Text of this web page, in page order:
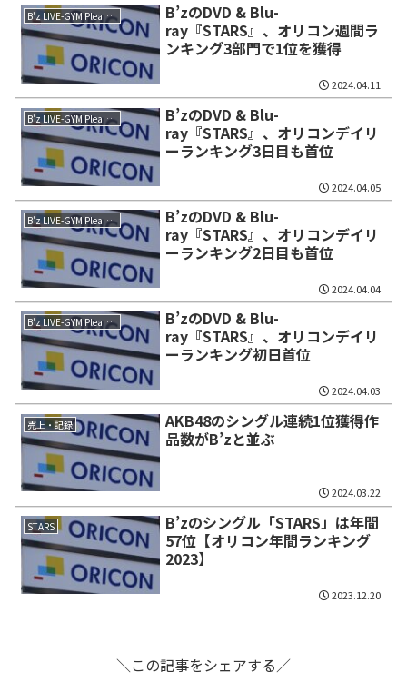
B'z LIVE-GYM Pleasure 2023 -STARS-
B’zのDVD & Blu-
ray『STARS』、オリコン週間ラ
ンキング3部門で1位を獲得
2024.04.11
B'z LIVE-GYM Pleasure 2023 -STARS-
B’zのDVD & Blu-
ray『STARS』、オリコンデイリ
ーランキング3日目も首位
2024.04.05
B'z LIVE-GYM Pleasure 2023 -STARS-
B’zのDVD & Blu-
ray『STARS』、オリコンデイリ
ーランキング2日目も首位
2024.04.04
B'z LIVE-GYM Pleasure 2023 -STARS-
B’zのDVD & Blu-
ray『STARS』、オリコンデイリ
ーランキング初日首位
2024.04.03
売上・記録
AKB48のシングル連続1位獲得作
品数がB’zと並ぶ
2024.03.22
STARS
B’zのシングル「STARS」は年間
57位【オリコン年間ランキング
2023】
2023.12.20
＼この記事をシェアする／